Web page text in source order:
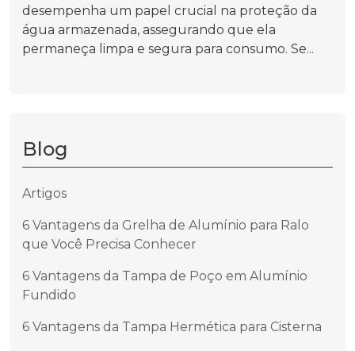
desempenha um papel crucial na proteção da
água armazenada, assegurando que ela
permaneça limpa e segura para consumo. Se...
Blog
Artigos
6 Vantagens da Grelha de Alumínio para Ralo
que Você Precisa Conhecer
6 Vantagens da Tampa de Poço em Alumínio
Fundido
6 Vantagens da Tampa Hermética para Cisterna